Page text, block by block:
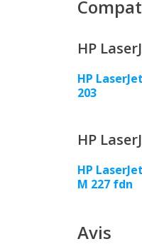
HP
HP
203
HP
HP
M 227 fdn
Avis